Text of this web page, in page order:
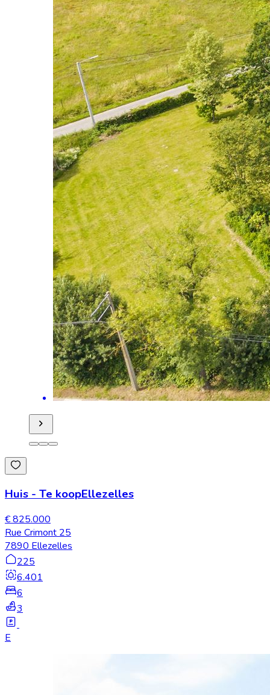
Huis - Te koopEllezelles
€ 825.000
Rue Crimont 25
7890 Ellezelles
225
6.401
6
3
E